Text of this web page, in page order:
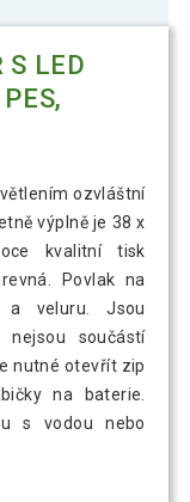
S LED
ozvláštní
výplně je 38 x
kvalitní tisk
Povlak na
veluru. Jsou
nejsou součástí
nutné otevřít zip
na baterie.
s vodou nebo